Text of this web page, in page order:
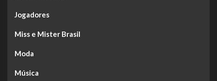
Jogadores
Miss e Mister Brasil
Moda
Música